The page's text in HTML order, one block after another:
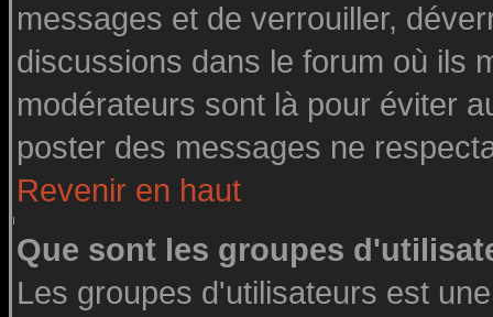
messages et de verrouiller,
discussions dans le forum où ils
modérateurs sont là pour éviter
poster des messages ne
Revenir en haut
Que sont les groupes
Les groupes d'utilisateurs est